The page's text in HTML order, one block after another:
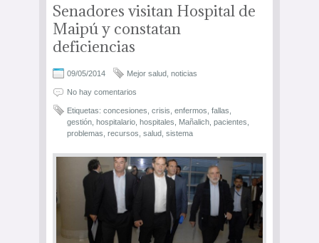
Senadores visitan Hospital de
Maipú y constatan
deficiencias
09/05/2014 Mejor salud noticias
No hay comentarios
Etiquetas: concesiones crisis enfermos fallas
gestión hospitalario hospitales Mañalich pacientes
problemas recursos salud sistema